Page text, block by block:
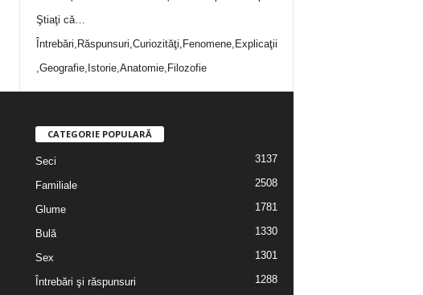
Ştiaţi că…
Întrebări,Răspunsuri,Curiozităţi,Fenomene,Explicaţii
,Geografie,Istorie,Anatomie,Filozofie
CATEGORIE POPULARĂ
Seci 3137
Familiale 2508
Glume 1781
Bulă 1330
Sex 1301
Întrebări şi răspunsuri 1288